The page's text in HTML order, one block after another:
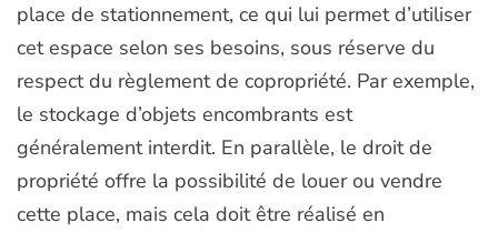
place de stationnement, ce qui lui permet d’utiliser
cet espace selon ses besoins, sous réserve du
respect du règlement de copropriété. Par exemple,
le stockage d’objets encombrants est
généralement interdit. En parallèle, le droit de
propriété offre la possibilité de louer ou vendre
cette place, mais cela doit être réalisé en